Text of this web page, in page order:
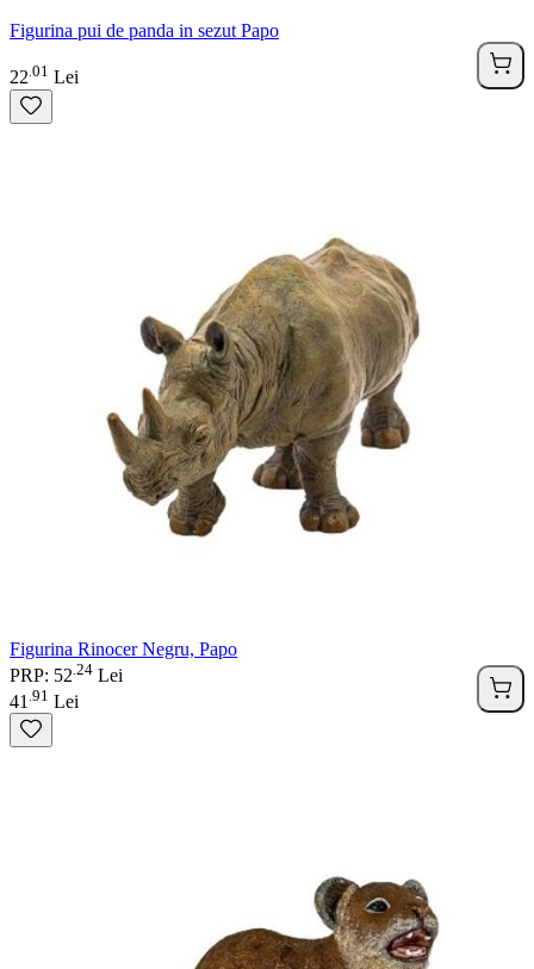
Figurina pui de panda in sezut Papo
22 01 Lei
Figurina Rinocer Negru, Papo
PRP: 52 24 Lei
41 91 Lei